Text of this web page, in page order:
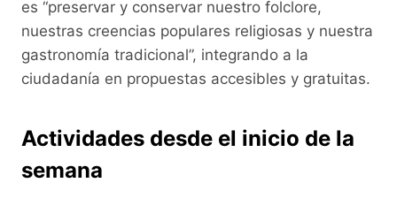
es “preservar y conservar nuestro folclore,
nuestras creencias populares religiosas y nuestra
gastronomía tradicional”, integrando a la
ciudadanía en propuestas accesibles y gratuitas.
Actividades desde el inicio de la
semana